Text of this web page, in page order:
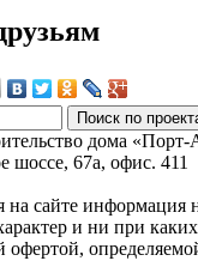
дома «Порт-
шоссе, 67а, офиc. 411
на сайте информация
и ни при
офертой,